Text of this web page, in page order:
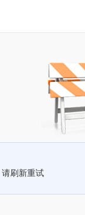
刷新重试